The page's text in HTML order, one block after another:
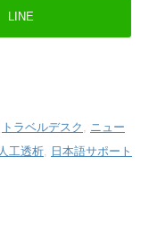
LINE
トラベルデスク , ニュー
工透析, 日本語サポート